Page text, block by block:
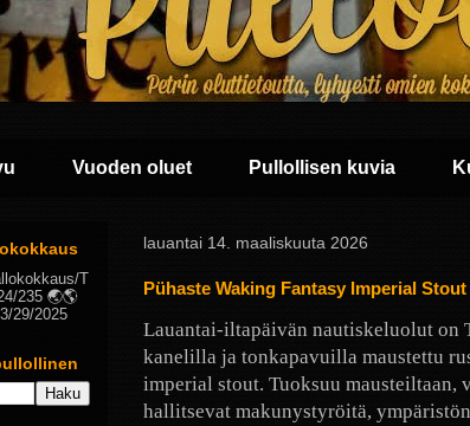
Vuoden oluet Pullollisen kuvia
lauantai 14. maaliskuuta 2026
Pühaste Waking Fantasy Imperial Stout
Lauantai-iltapäivän nautiskeluolut on
kanelilla ja tonkapavuilla maustettu
imperial stout. Tuoksuu mausteiltaan,
hallitsevat makunystyröitä,
T
235 🌏🌎
29/2025